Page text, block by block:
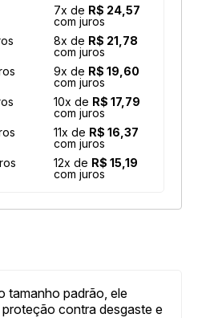
7x de R$ 24,57
com juros
8x de R$ 21,78
com juros
9x de R$ 19,60
com juros
10x de R$ 17,79
com juros
11x de R$ 16,37
com juros
12x de R$ 15,19
com juros
tamanho padrão, ele
contra desgaste e